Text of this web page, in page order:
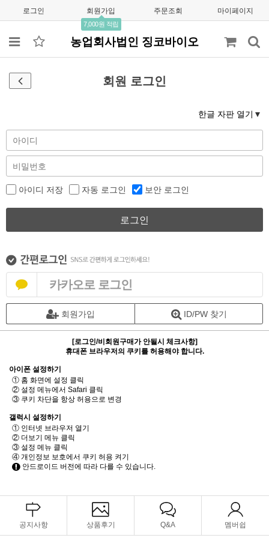
로그인 회원가입
7,000원 적립
주문조회 마이페이지
농업회사법인 징코바이오
회원 로그인
한글 자판 열기
아이디 저장 자동 로그인 보안 로그인
로그인
카카오로 로그인
회원가입 ID/PW 찾기
[로그인/비회원구매가 안될시 체크사항]
휴대폰 브라우저의 쿠키를 허용해야 합니다.
아이폰 설정하기
① 홈 화면에 설정 클릭
② 설정 메뉴에서 Safari 클릭
③ 쿠키 차단을 항상 허용으로 변경
갤럭시 설정하기
① 인터넷 브라우저 열기
② 더보기 메뉴 클릭
③ 설정 메뉴 클릭
④ 개인정보 보호에서 쿠키 허용 켜기
안드로이드 버전에 따라 다를 수 있습니다.
공지사항 상품후기 Q&A 멤버쉽